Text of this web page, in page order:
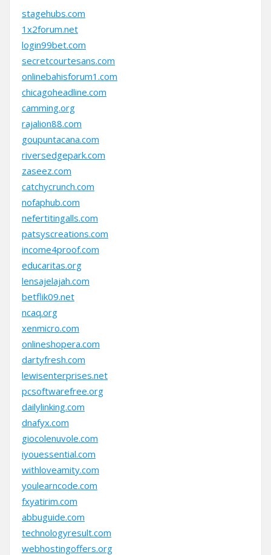
stagehubs.com
1x2forum.net
login99bet.com
secretcourtesans.com
onlinebahisforum1.com
chicagoheadline.com
camming.org
rajalion88.com
goupuntacana.com
riversedgepark.com
zaseez.com
catchycrunch.com
nofaphub.com
nefertitingalls.com
patsyscreations.com
income4proof.com
educaritas.org
lensajelajah.com
betflik09.net
ncaq.org
xenmicro.com
onlineshopera.com
dartyfresh.com
lewisenterprises.net
pcsoftwarefree.org
dailylinking.com
dnafyx.com
giocolenuvole.com
iyouessential.com
withloveamity.com
youlearncode.com
fxyatirim.com
abbuguide.com
technologyresult.com
webhostingoffers.org